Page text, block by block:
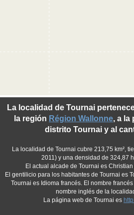
La localidad de Tournai
la región Région Wallonne, a la
distrito Tournai y al
La localidad de Tournai cubre 213,75 km²,
2011) y una densidad de 324,87
El actual alcade de Tournai es
El gentilicio para los habitantes de Tournai es
Tournai es Idioma francés. El nombre
nombre inglés de la
La página web de Tournai es